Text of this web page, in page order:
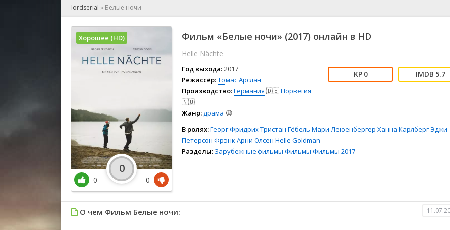
🕺 Мюзикл
👨‍💼 Новости
👨‍💻 Реальное тв
🎤 Ток-шоу
😱 Ужасы
🧙‍♀️ Фантастика
🤠 Фильм-нуар
🧝‍♂️ Фэнтези
🏅 Церемония
lordserial » Белые ночи
Фильм «Белые ночи» (2017) онлайн в HD
Helle Nächte
Год выхода:2017
Режиссёр:Томас Арслан
Производство:Германия 🇩🇪Норвегия
🇳🇴
Жанр:драма 😫
0 5.7
В ролях:Георг ФридрихТристан Гёбель Мари Леюенбергер Ханна КарлбергЭджи
Петерсон Фрэнк Арни Олсен Helle Goldman
Разделы: Зарубежные фильмы Фильмы Фильмы 2017
Хорошее (HD)
0
0
0
О чем Фильм Белые ночи: